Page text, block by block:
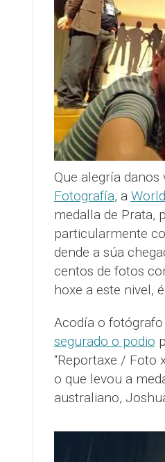
Que alegría danos
Fotografía, a
medalla de Prata,
particularmente
dende a súa
centos de fotos
hoxe a este nivel,
Acodía o
segurado o podio
“Reportaxe / Foto
o que levou a
australiano,